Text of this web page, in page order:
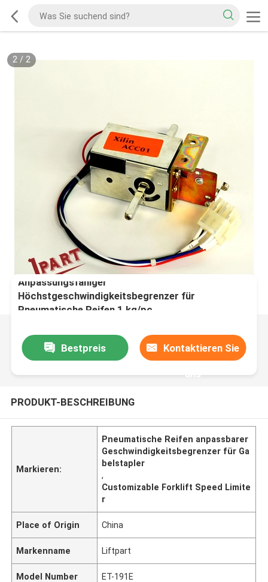
2/ 2
Anpassungsfähiger
Höchstgeschwindigkeitsbegrenzer für
Pneumatische Reifen 1 kg/pc
Bestpreis Kontaktieren Sie
uns
PRODUKT-BESCHREIBUNG
Markieren:
Pneumatische Reifen anpassbarer
Geschwindigkeitsbegrenzer für Ga
belstapler
,
Customizable Forklift Speed Limite
r
Place of Origin China
Markenname Liftpart
Model Number ET-191E